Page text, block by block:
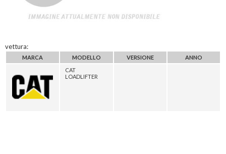
vettura:
MARCA MODELLO VERSIONE
ANNO
CAT
LOADLIFTER